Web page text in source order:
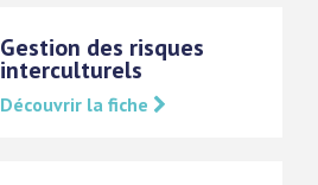
Gestion des risques
interculturels
Découvrir la fiche